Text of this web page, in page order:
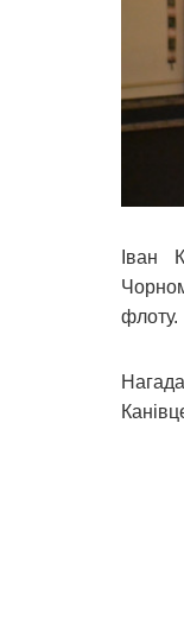
Іван
флоту.